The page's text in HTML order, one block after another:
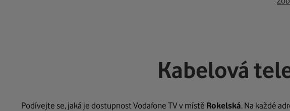
Kabelová
Podívejte se, jaká je dostupnost Vodafone TV v místě Rokelská. Na každé